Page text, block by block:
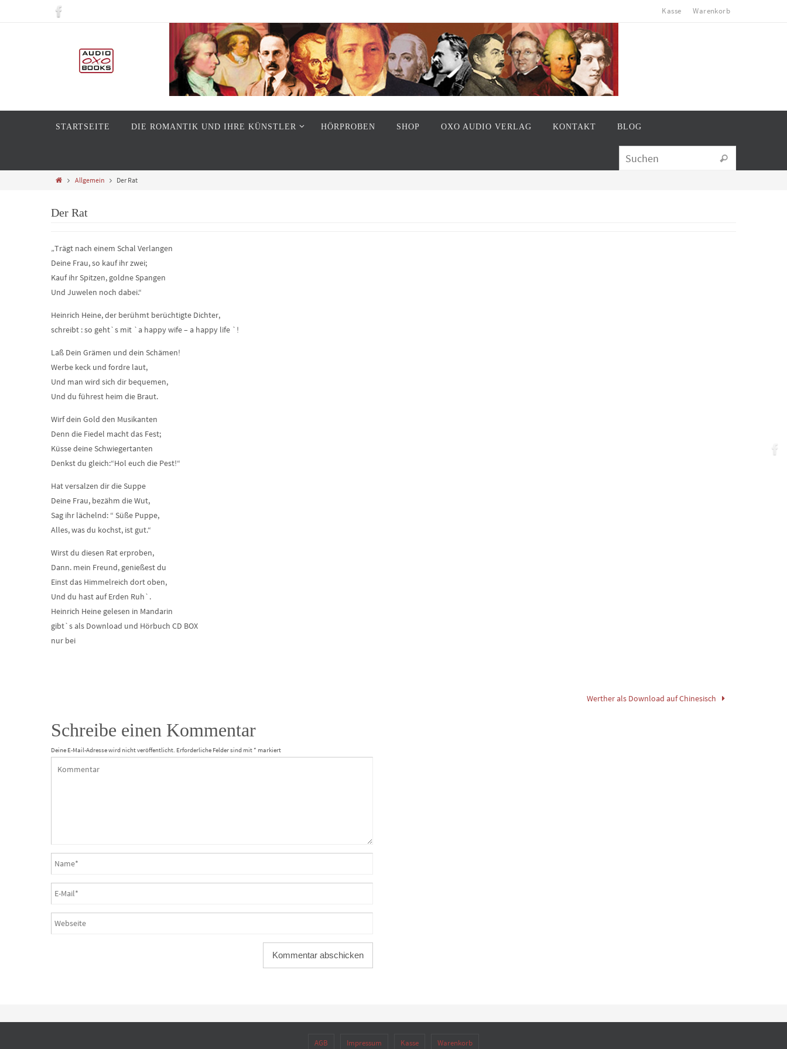
Kasse Warenkorb
STARTSEITE DIE ROMANTIK UND IHRE KÜNSTLER HÖRPROBEN SHOP OXO AUDIO VERLAG KONTAKT BLOG
Allgemein Der Rat
Der Rat
„Trägt nach einem Schal Verlangen
Deine Frau, so kauf ihr zwei;
Kauf ihr Spitzen, goldne Spangen
Und Juwelen noch dabei.“
Heinrich Heine, der berühmt berüchtigte Dichter,
schreibt : so geht`s mit `a happy wife – a happy life `!
Laß Dein Grämen und dein Schämen!
Werbe keck und fordre laut,
Und man wird sich dir bequemen,
Und du führest heim die Braut.
Wirf dein Gold den Musikanten
Denn die Fiedel macht das Fest;
Küsse deine Schwiegertanten
Denkst du gleich:“Hol euch die Pest!“
Hat versalzen dir die Suppe
Deine Frau, bezähm die Wut,
Sag ihr lächelnd: “ Süße Puppe,
Alles, was du kochst, ist gut.“
Wirst du diesen Rat erproben,
Dann. mein Freund, genießest du
Einst das Himmelreich dort oben,
Und du hast auf Erden Ruh`.
Heinrich Heine gelesen in Mandarin
gibt`s als Download und Hörbuch CD BOX
nur bei
Werther als Download auf Chinesisch
Schreibe einen Kommentar
Deine E-Mail-Adresse wird nicht veröffentlicht. Erforderliche Felder sind mit* markiert
AGB Impressum Kasse Warenkorb